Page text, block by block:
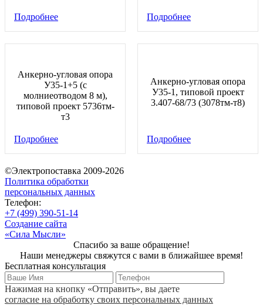
Подробнее Подробнее
Анкерно-угловая опора
У35-1+5 (с
молниеотводом 8 м),
типовой проект 5736тм-
т3
Подробнее
Анкерно-угловая опора
У35-1, типовой проект
3.407-68/73 (3078тм-т8)
Подробнее
©Электропоставка 2009-2026
Политика обработки
персональных данных
Телефон:
+7 (499) 390-51-14
Создание сайта
«Сила Мысли»
Спасибо за ваше обращение!
Наши менеджеры свяжутся с вами в ближайшее время!
Бесплатная консультация
Нажимая на кнопку «Отправить», вы даете
согласие на обработку своих персональных данных